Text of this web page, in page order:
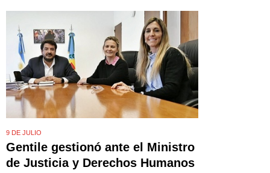
9 DE JULIO
Gentile gestionó ante el Ministro
de Justicia y Derechos Humanos